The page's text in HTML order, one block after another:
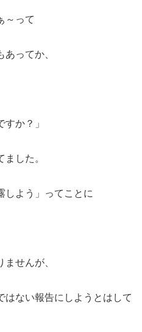
～って
ってか、
すか？」
した。
しよう」ってことに
せんが、
はない報告にしようとはして